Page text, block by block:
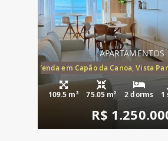
APARTAMENTOS
Mar à Venda em Capão da Canoa, Vista
109.5 m² 75.05 m² 2 dorms 1
R$